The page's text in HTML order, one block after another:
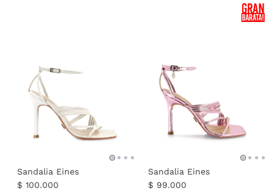
Sandalia Eines
$ 100.000
Sandalia Eines
$ 99.000